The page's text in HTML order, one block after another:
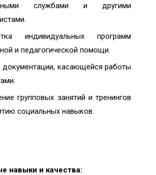
службами и другими
индивидуальных программ
и педагогической помощи.
документации, касающейся работы
групповых занятий и тренингов
социальных навыков.
навыки и качества: